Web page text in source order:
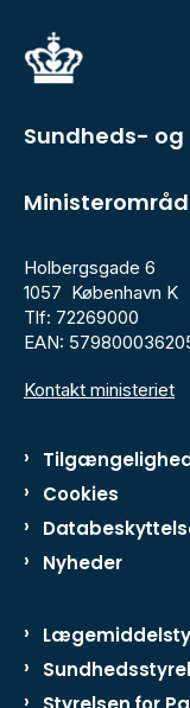
Sundheds-
Holbergsgade 6
1057 København K
Tlf: 72269000
EAN:
Kontakt ministeriet
Cookies
Nyheder